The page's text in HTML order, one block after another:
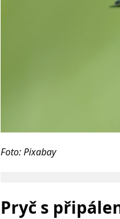
Foto: Pixabay
Pryč s